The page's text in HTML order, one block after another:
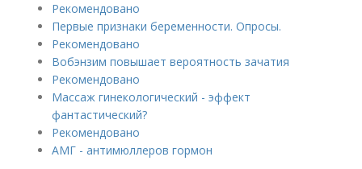
Рекомендовано
Первые признаки беременности. Опросы.
Рекомендовано
Вобэнзим повышает вероятность зачатия
Рекомендовано
Массаж гинекологический - эффект
фантастический?
Рекомендовано
АМГ - антимюллеров гормон